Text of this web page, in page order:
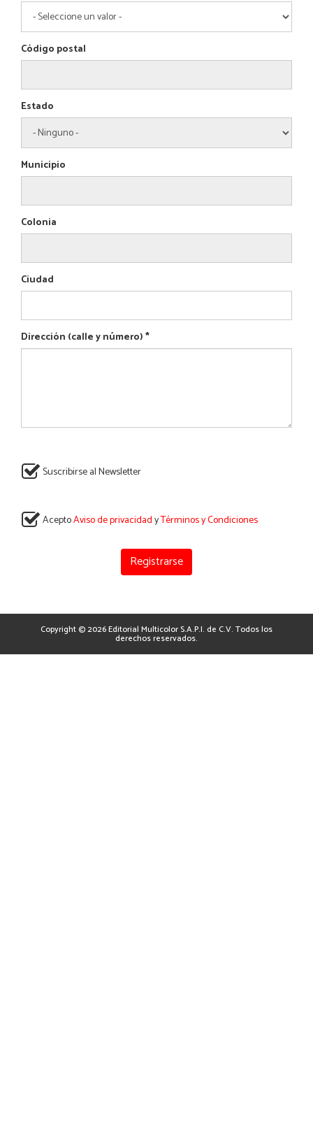
Código postal
Estado
Municipio
Colonia
Ciudad
Dirección (calle y número)*
Suscribirse al Newsletter
AceptoAviso de privacidadyTérminos y Condiciones
Registrarse
Copyright © 2026 Editorial Multicolor S.A.P.I. de C.V. Todos los
derechos reservados.